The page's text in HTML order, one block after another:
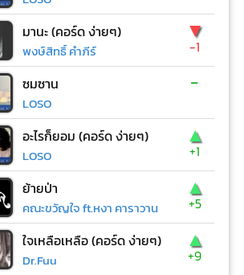
มานะ (คอร์ด ง่ายๆ)
พงษ์สิทธิ์ คำภีร์
▼
-1
ซมซาน
LOSO
-
อะไรก็ยอม (คอร์ด ง่ายๆ)
LOSO
▲
+1
ย้ายป่า
คณะขวัญใจ ft.หงา คาราวาน
▲
+5
ใจเหลือเหลือ (คอร์ด ง่ายๆ)
Dr.Fuu
▲
+9